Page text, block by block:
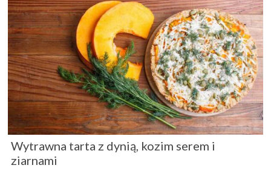
Wytrawna tarta z dynią, kozim serem i
ziarnami